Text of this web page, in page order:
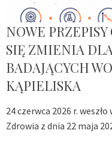
NOWE
SIĘ ZMIENIA
BADAJĄCYCH
KĄPIELISKA
24 czerwca 2026 r.
Zdrowia z dnia 22 maja